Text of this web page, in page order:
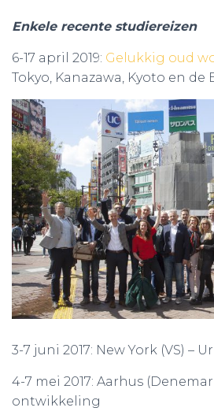
Enkele recente studiereizen
6-17 april 2019: Gelukkig oud
Tokyo, Kanazawa, Kyoto en de
3-7 juni 2017: New York (VS) –
4-7 mei 2017: Aarhus
ontwikkeling